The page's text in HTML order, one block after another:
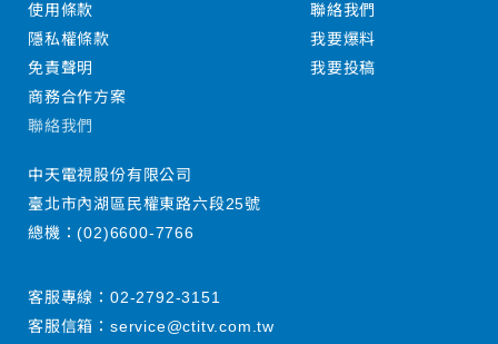
使用條款
隱私權條款
免責聲明
商務合作方案
聯絡我們
我要爆料
我要投稿
聯絡我們
中天電視股份有限公司
臺北市內湖區民權東路六段25號
總機：(02)6600-7766
客服專線： 02-2792-3151
客服信箱： service@ctitv.com.tw